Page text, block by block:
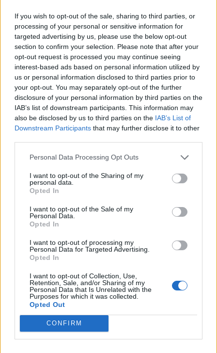
If you wish to opt-out of the sale, sharing to third parties, or
processing of your personal or sensitive information for
targeted advertising by us, please use the below opt-out
section to confirm your selection. Please note that after your
opt-out request is processed you may continue seeing
interest-based ads based on personal information utilized by
us or personal information disclosed to third parties prior to
your opt-out. You may separately opt-out of the further
disclosure of your personal information by third parties on the
IAB’s list of downstream participants. This information may
also be disclosed by us to third parties on the IAB’s List of
Downstream Participants that may further disclose it to other
Personal Data Processing Opt Outs
I want to opt-out of the Sharing of my
personal data.
Opted In
I want to opt-out of the Sale of my
Personal Data.
Opted In
I want to opt-out of processing my
Personal Data for Targeted Advertising.
Opted In
I want to opt-out of Collection, Use,
Retention, Sale, and/or Sharing of my
Personal Data that Is Unrelated with the
Purposes for which it was collected.
Opted Out
CONFIRM
Hasznos
Impresszum
Szerzői jogok
Adatvédelmi tájékoztató
Cookie-kezelési tájékoztató
Hozzászólási szabályzat
Nyomtatott lapjaink archívuma
Székely Hírmondó archívuma
Sütibeállítások
Médiatér
Liget
Krónika
Bihari Napló
Erdélyi Napló
Főtér